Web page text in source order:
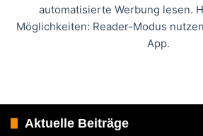
automatisierte Werbung lesen.
Möglichkeiten: Reader-Modus
App.
Aktuelle Beiträge